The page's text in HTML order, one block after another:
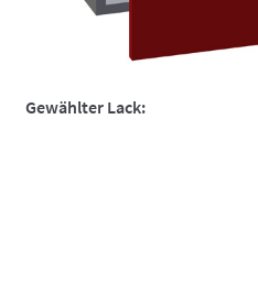
Über uns
Gewählter Lack: